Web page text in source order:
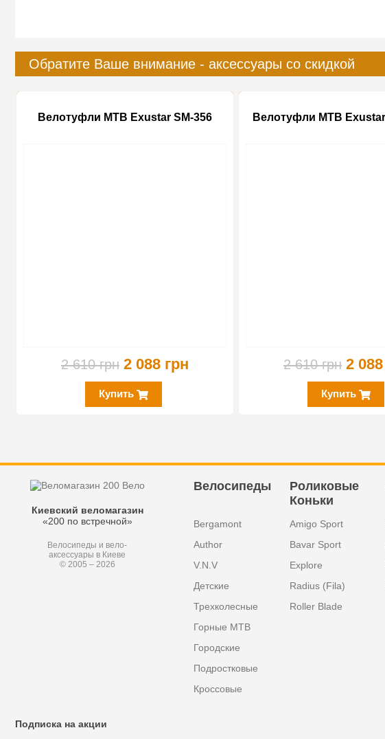
Обратите Ваше внимание - аксессуары со скидкой
Велотуфли MTB Exustar SM-356
2 610 грн 2 088 грн
Купить
Велотуфли MTB
2 610 грн 2
Купить
Киевский веломагазин
«200 по встречной»
Велосипеды и вело-
аксессуары в Киеве
© 2005 – 2026
Велосипеды
Bergamont
Author
V.N.V
Детские
Трехколесные
Горные MTB
Городские
Подростковые
Кроссовые
Роликовые
Коньки
Amigo Sport
Bavar Sport
Explore
Radius (Fila)
Roller Blade
Подписка на акции